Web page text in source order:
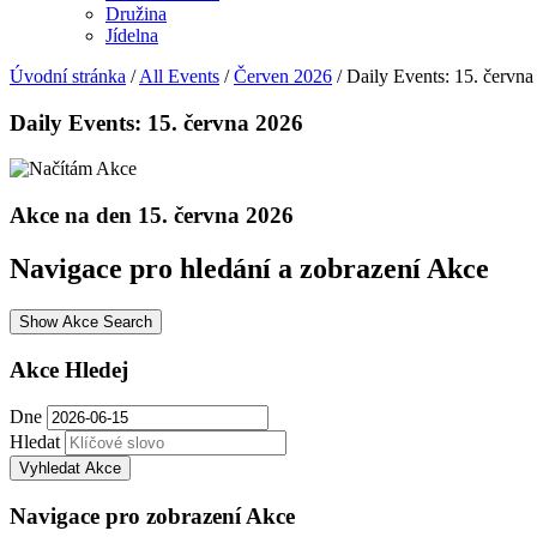
Družina
Jídelna
Úvodní stránka /All Events /Červen 2026 /Daily Events: 15.
Daily Events: 15. června 2026
Akce na den 15. června 2026
Navigace pro hledání a zobrazení Akce
Show Akce Search
Akce Hledej
Dne
Hledat
Navigace pro zobrazení Akce